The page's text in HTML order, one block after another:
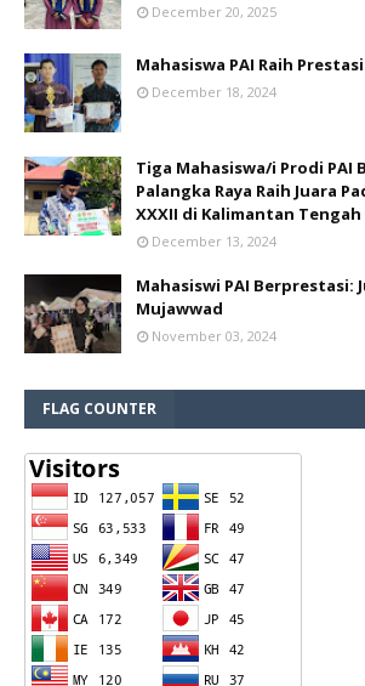
December 20, 2025
Mahasiswa PAI Raih Prestasi
December 18, 2024
Tiga Mahasiswa/i Prodi PAI
Palangka Raya Raih Juara
XXXII di Kalimantan Tengah
December 13, 2024
Mahasiswi PAI Berprestasi:
Mujawwad
November 03, 2024
FLAG COUNTER